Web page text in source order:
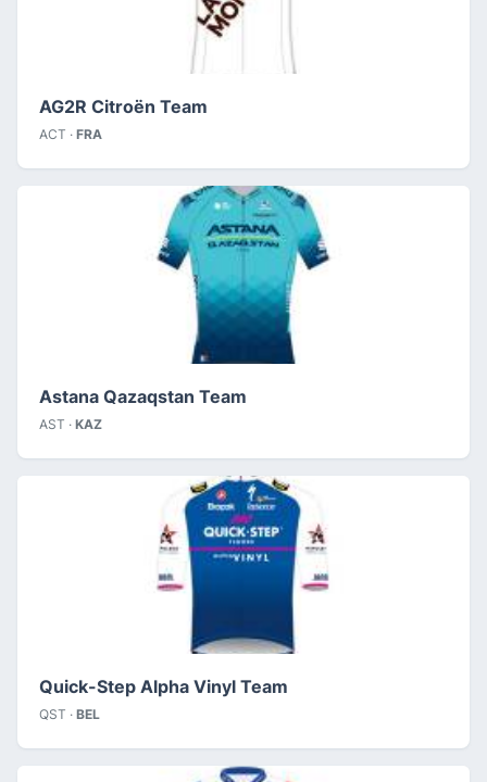
AG2R Citroën Team
ACT · FRA
Astana Qazaqstan Team
AST · KAZ
Quick-Step Alpha Vinyl Team
QST · BEL